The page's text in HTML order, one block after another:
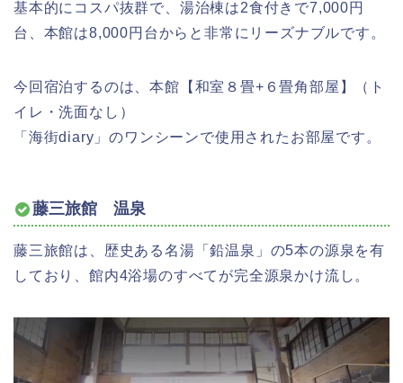
基本的にコスパ抜群で、湯治棟は2食付きで7,000円
台、本館は8,000円台からと非常にリーズナブルです。
今回宿泊するのは、本館【和室８畳+６畳角部屋】（ト
イ レ・洗面なし）
「海街diary」のワンシーンで使用されたお部屋です。
藤三旅館 温泉
藤三旅館は、歴史ある名湯「鉛温泉」の5本の源泉を有
しており、館内4浴場のすべてが完全源泉かけ流し。